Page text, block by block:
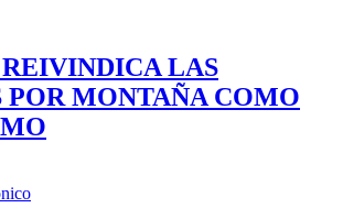
LAS
POR MONTAÑA COMO